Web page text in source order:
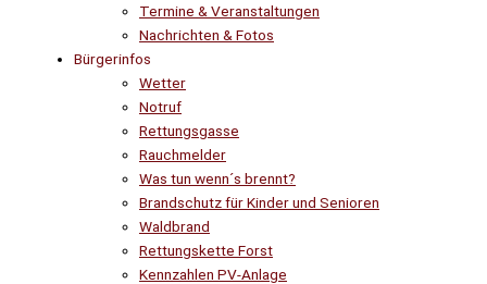
Termine & Veranstaltungen
Nachrichten & Fotos
Bürgerinfos
Wetter
Notruf
Rettungsgasse
Rauchmelder
Was tun wenn´s brennt?
Brandschutz für Kinder und Senioren
Waldbrand
Rettungskette Forst
Kennzahlen PV-Anlage